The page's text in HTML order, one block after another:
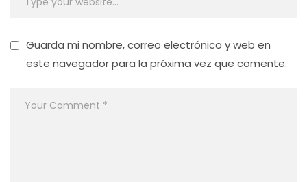
Guarda mi nombre, correo electrónico y web en
este navegador para la próxima vez que comente.